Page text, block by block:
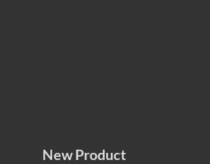
New Product